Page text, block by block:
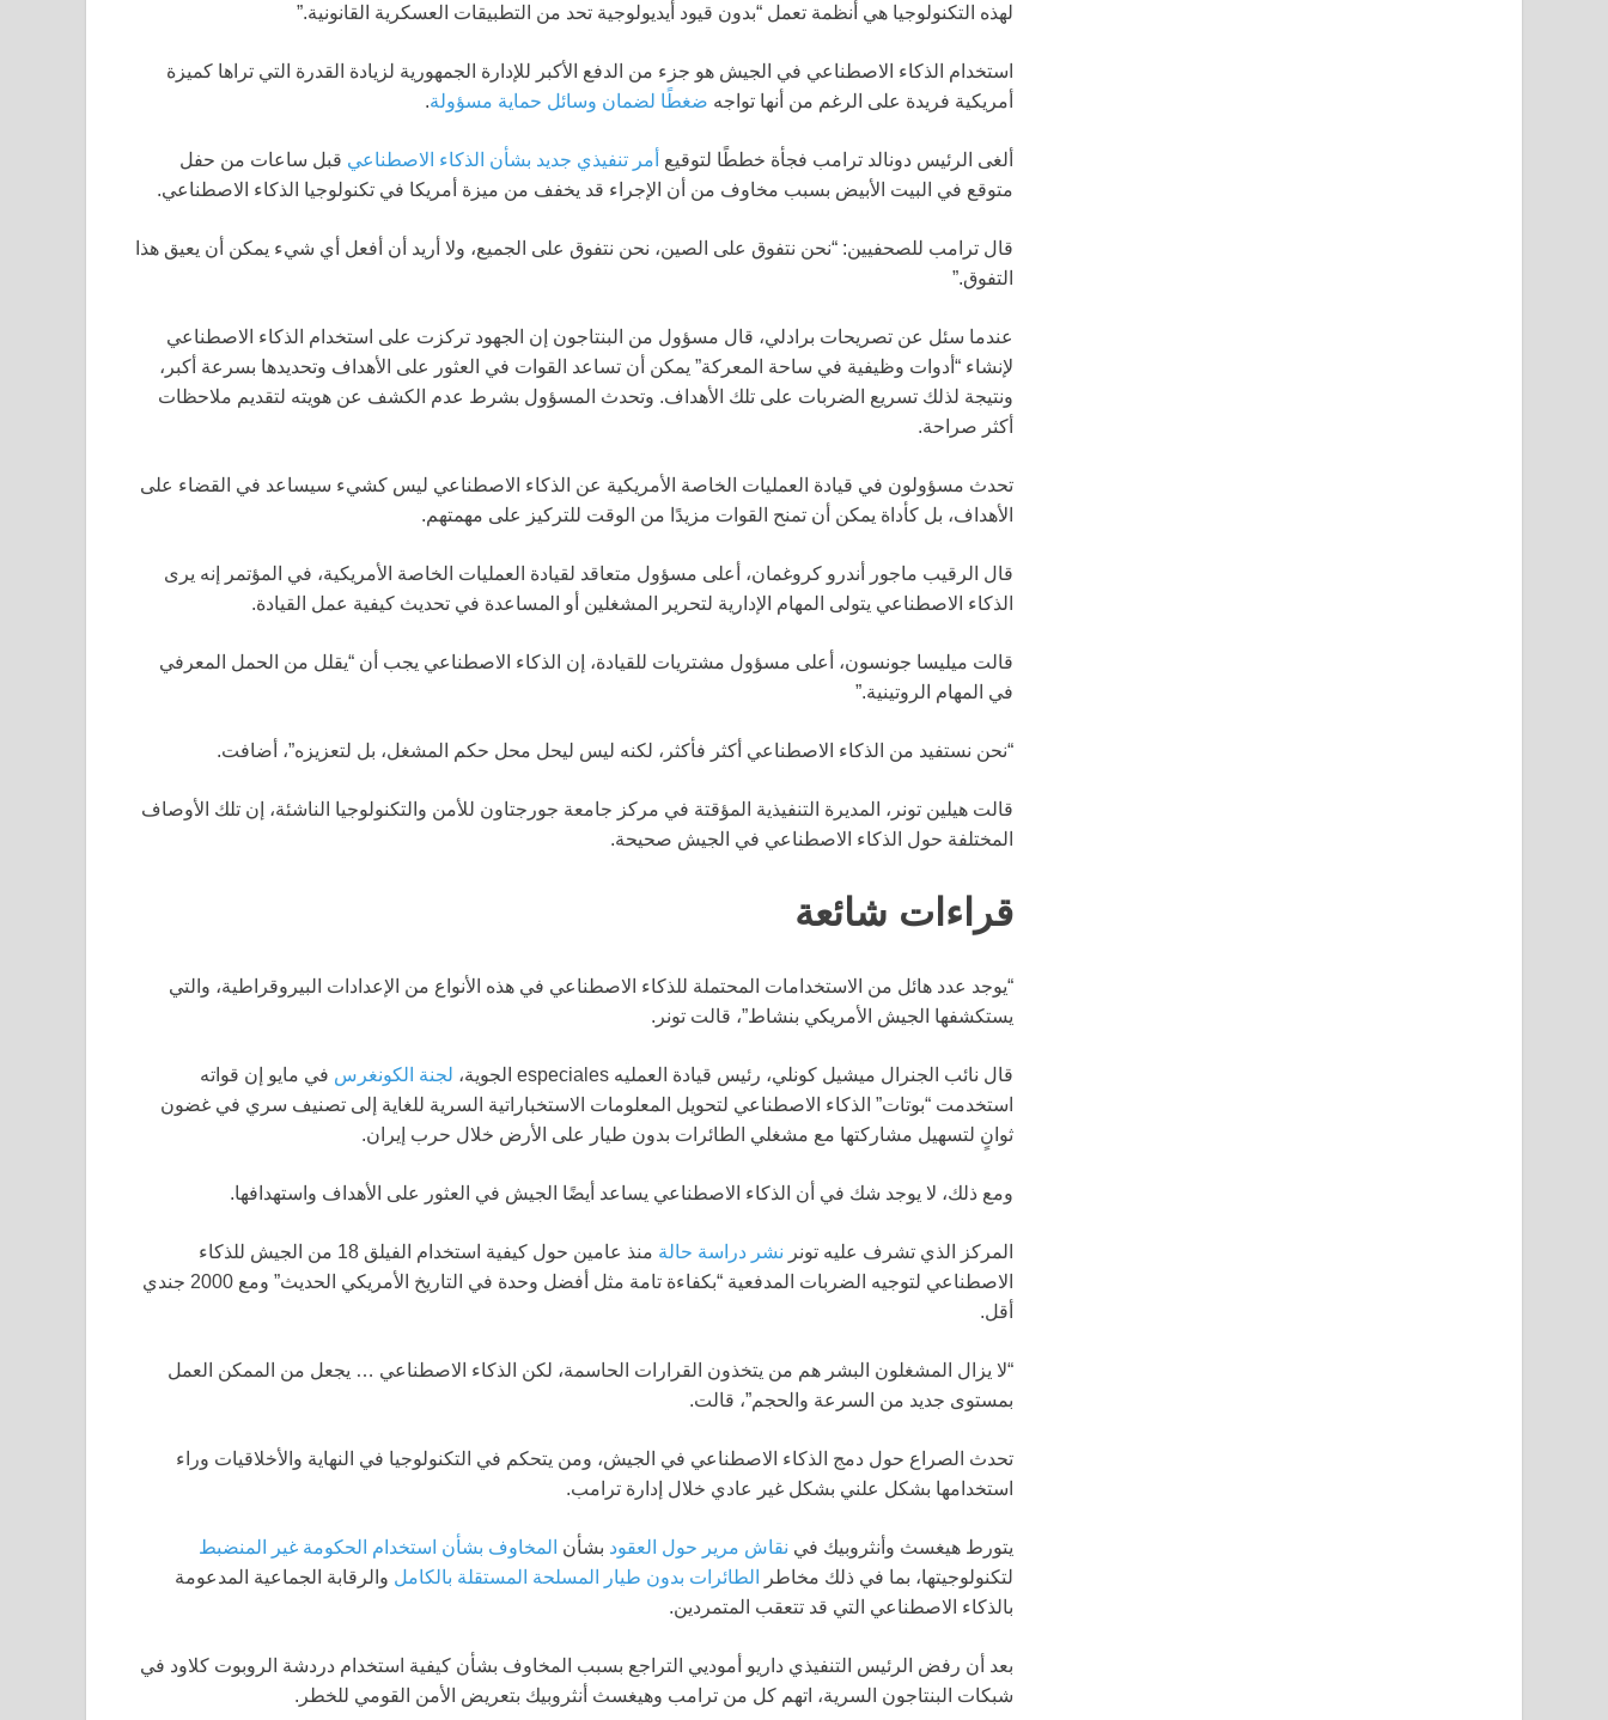
لهذه التكنولوجيا هي أنظمة تعمل “بدون قيود أيديولوجية تحد من التطبيقات العسكرية القانونية.”
استخدام الذكاء الاصطناعي في الجيش هو جزء من الدفع الأكبر للإدارة الجمهورية لزيادة القدرة التي تراها كميزة
أمريكية فريدة على الرغم من أنها تواجه ضغطًا لضمان وسائل حماية مسؤولة.
ألغى الرئيس دونالد ترامب فجأة خططًا لتوقيع أمر تنفيذي جديد بشأن الذكاء الاصطناعي قبل ساعات من حفل
متوقع في البيت الأبيض بسبب مخاوف من أن الإجراء قد يخفف من ميزة أمريكا في تكنولوجيا الذكاء الاصطناعي.
قال ترامب للصحفيين: “نحن نتفوق على الصين، نحن نتفوق على الجميع، ولا أريد أن أفعل أي شيء يمكن أن يعيق هذا
التفوق.”
عندما سئل عن تصريحات برادلي، قال مسؤول من البنتاجون إن الجهود تركزت على استخدام الذكاء الاصطناعي
لإنشاء “أدوات وظيفية في ساحة المعركة” يمكن أن تساعد القوات في العثور على الأهداف وتحديدها بسرعة أكبر،
ونتيجة لذلك تسريع الضربات على تلك الأهداف. وتحدث المسؤول بشرط عدم الكشف عن هويته لتقديم ملاحظات
أكثر صراحة.
تحدث مسؤولون في قيادة العمليات الخاصة الأمريكية عن الذكاء الاصطناعي ليس كشيء سيساعد في القضاء على
الأهداف، بل كأداة يمكن أن تمنح القوات مزيدًا من الوقت للتركيز على مهمتهم.
قال الرقيب ماجور أندرو كروغمان، أعلى مسؤول متعاقد لقيادة العمليات الخاصة الأمريكية، في المؤتمر إنه يرى
الذكاء الاصطناعي يتولى المهام الإدارية لتحرير المشغلين أو المساعدة في تحديث كيفية عمل القيادة.
قالت ميليسا جونسون، أعلى مسؤول مشتريات للقيادة، إن الذكاء الاصطناعي يجب أن “يقلل من الحمل المعرفي
في المهام الروتينية.”
“نحن نستفيد من الذكاء الاصطناعي أكثر فأكثر، لكنه ليس ليحل محل حكم المشغل، بل لتعزيزه”، أضافت.
قالت هيلين تونر، المديرة التنفيذية المؤقتة في مركز جامعة جورجتاون للأمن والتكنولوجيا الناشئة، إن تلك الأوصاف
المختلفة حول الذكاء الاصطناعي في الجيش صحيحة.
قراءات شائعة
“يوجد عدد هائل من الاستخدامات المحتملة للذكاء الاصطناعي في هذه الأنواع من الإعدادات البيروقراطية، والتي
يستكشفها الجيش الأمريكي بنشاط”، قالت تونر.
قال نائب الجنرال ميشيل كونلي، رئيس قيادة العمليه especiales الجوية، لجنة الكونغرس في مايو إن قواته
استخدمت “بوتات” الذكاء الاصطناعي لتحويل المعلومات الاستخباراتية السرية للغاية إلى تصنيف سري في غضون
ثوانٍ لتسهيل مشاركتها مع مشغلي الطائرات بدون طيار على الأرض خلال حرب إيران.
ومع ذلك، لا يوجد شك في أن الذكاء الاصطناعي يساعد أيضًا الجيش في العثور على الأهداف واستهدافها.
المركز الذي تشرف عليه تونر نشر دراسة حالة
منذ عامين حول كيفية استخدام الفيلق 18 من الجيش للذكاء
الاصطناعي لتوجيه الضربات المدفعية “بكفاءة تامة مثل أفضل وحدة في التاريخ الأمريكي الحديث” ومع 2000 جندي
أقل.
“لا يزال المشغلون البشر هم من يتخذون القرارات الحاسمة، لكن الذكاء الاصطناعي … يجعل من الممكن العمل
بمستوى جديد من السرعة والحجم”، قالت.
تحدث الصراع حول دمج الذكاء الاصطناعي في الجيش، ومن يتحكم في التكنولوجيا في النهاية والأخلاقيات وراء
استخدامها بشكل علني بشكل غير عادي خلال إدارة ترامب.
يتورط هيغسث وأنثروبيك في نقاش مرير حول العقود بشأن المخاوف بشأن استخدام الحكومة غير المنضبط
لتكنولوجيتها، بما في ذلك مخاطر
الطائرات بدون طيار المسلحة المستقلة بالكامل والرقابة الجماعية المدعومة
بالذكاء الاصطناعي التي قد تتعقب المتمردين.
بعد أن رفض الرئيس التنفيذي داريو أموديي التراجع بسبب المخاوف بشأن كيفية استخدام دردشة الروبوت كلاود في
شبكات البنتاجون السرية، اتهم كل من ترامب وهيغسث أنثروبيك بتعريض الأمن القومي للخطر.